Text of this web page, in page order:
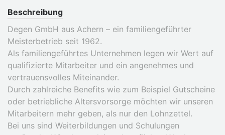
Beschreibung
Degen GmbH aus Achern – ein familiengeführter
Meisterbetrieb seit 1962.
Als familiengeführtes Unternehmen legen wir Wert auf
qualifizierte Mitarbeiter und ein angenehmes und
vertrauensvolles Miteinander.
Durch zahlreiche Benefits wie zum Beispiel Gutscheine
oder betriebliche Altersvorsorge möchten wir unseren
Mitarbeitern mehr geben, als nur den Lohnzettel.
Bei uns sind Weiterbildungen und Schulungen